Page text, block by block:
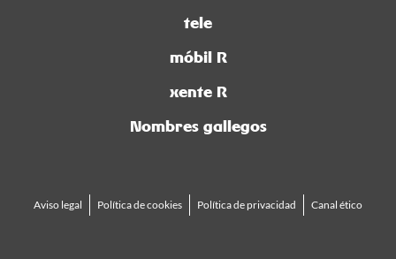
tele
móbil R
xente R
Nombres gallegos
Aviso legal Política de cookies Política de privacidad Canal ético